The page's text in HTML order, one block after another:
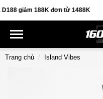
giảm 188K đơn từ 1488K
Trang chủ Island Vibes